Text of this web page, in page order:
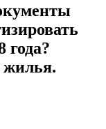
года?
жилья.